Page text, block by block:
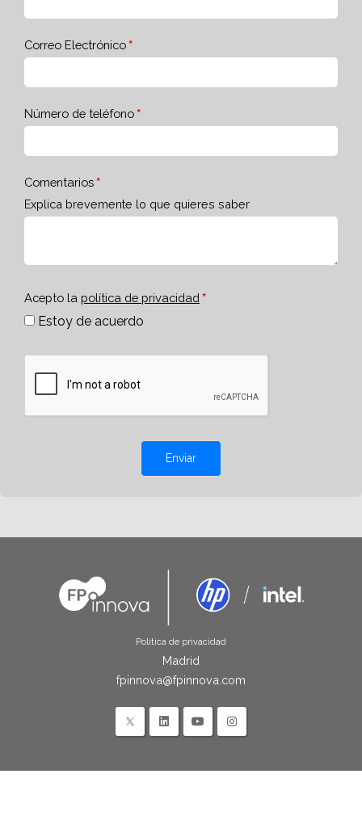
Correo Electrónico
Número de teléfono
Comentarios
Explica brevemente lo que quieres saber
Acepto la política de privacidad
Estoy de acuerdo
Enviar
Política de privacidad
Madrid
fpinnova@fpinnova.com